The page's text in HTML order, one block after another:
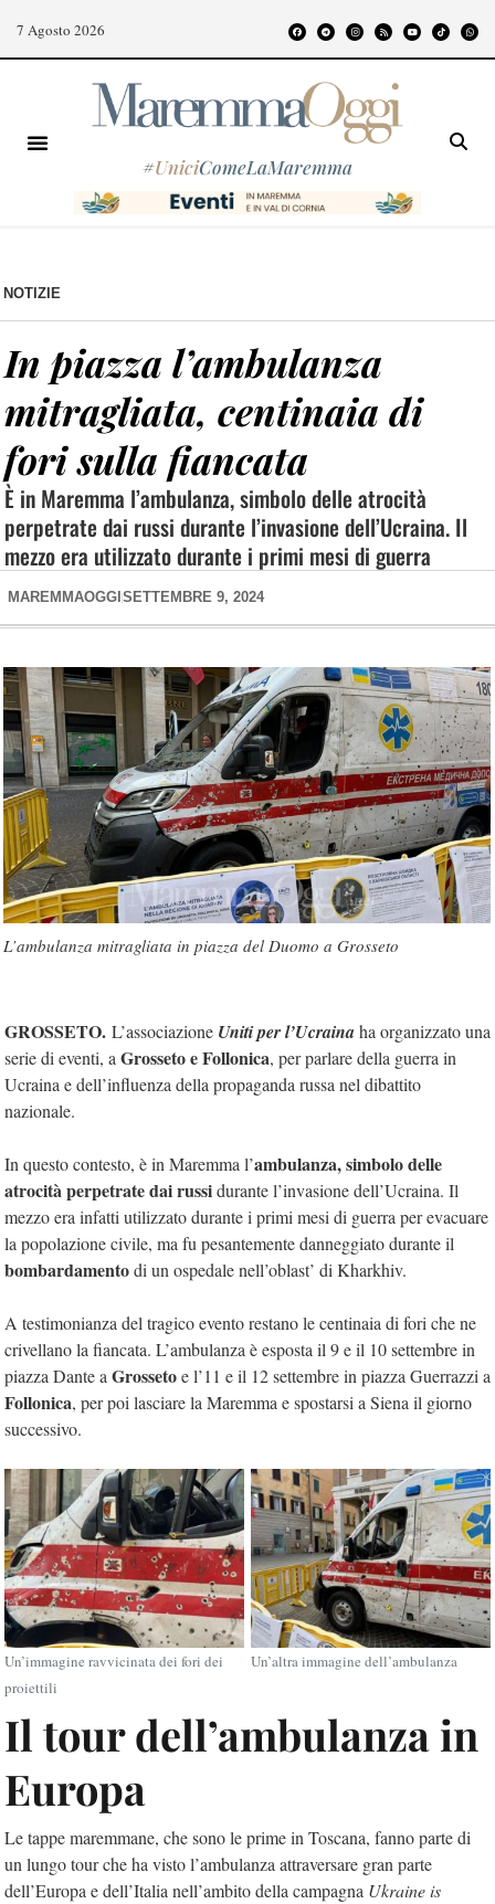
7 Agosto 2026
#UniciComeLaMaremma
NOTIZIE
In piazza l’ambulanza
mitragliata, centinaia di
fori sulla fiancata
È in Maremma l’ambulanza, simbolo delle atrocità
perpetrate dai russi durante l’invasione dell’Ucraina. Il
mezzo era utilizzato durante i primi mesi di guerra
MAREMMAOGGI SETTEMBRE 9, 2024
L’ambulanza mitragliata in piazza del Duomo a Grosseto
GROSSETO. L’associazione Uniti per l’Ucrainaha organizzato una
serie di eventi, a Grosseto e Follonica, per parlare della guerra in
Ucraina e dell’influenza della propaganda russa nel dibattito
nazionale.
In questo contesto, è in Maremma l’ambulanza, simbolo delle
atrocità perpetrate dai russidurante l’invasione dell’Ucraina. Il
mezzo era infatti utilizzato durante i primi mesi di guerra per evacuare
la popolazione civile, ma fu pesantemente danneggiato durante il
bombardamentodi un ospedale nell’oblast’ di Kharkhiv.
A testimonianza del tragico evento restano le centinaia di fori che ne
crivellano la fiancata. L’ambulanza è esposta il 9 e il 10 settembre in
piazza Dante a Grossetoe l’11 e il 12 settembre in piazza Guerrazzi a
Follonica, per poi lasciare la Maremma e spostarsi a Siena il giorno
successivo.
Un’immagine ravvicinata dei fori dei
proiettili
Un’altra immagine dell’ambulanza
Il tour dell’ambulanza in
Europa
Le tappe maremmane, che sono le prime in Toscana, fanno parte di
un lungo tour che ha visto l’ambulanza attraversare gran parte
dell’Europa e dell’Italia nell’ambito della campagna Ukraine is